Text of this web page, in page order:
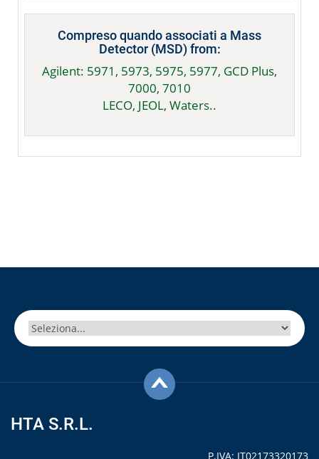
Compreso quando associati a Mass
Detector (MSD) from:
Agilent: 5971, 5973, 5975, 5977, GCD Plus,
7000, 7010
LECO, JEOL, Waters..
Non trovate il vostro modello?
autocampionatori HTA dedicata al vostro GC.
Contattateci per verificare!
HTA S.R.L.
P.IVA: IT02173320173